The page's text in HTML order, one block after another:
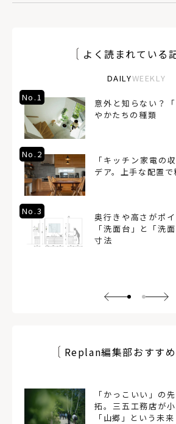
よく読まれている
DAILYWEEKLY
No.1
意外と知らない？
やかたちの種類
No.2
「キッチン家電の
デア。上手な配置
No.3
奥行きや高さがポ
「洗面台」と「洗
寸法
Replan編集部おすす
「かっこいい」の
拓。三五工務店が
「山郷」という未来